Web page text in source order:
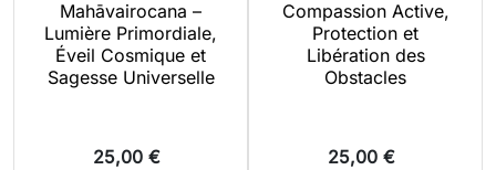
Mahāvairocana –
Lumière Primordiale,
Éveil Cosmique et
Sagesse Universelle
25,00 €
Compassion Active,
Protection et
Libération des
Obstacles
25,00 €